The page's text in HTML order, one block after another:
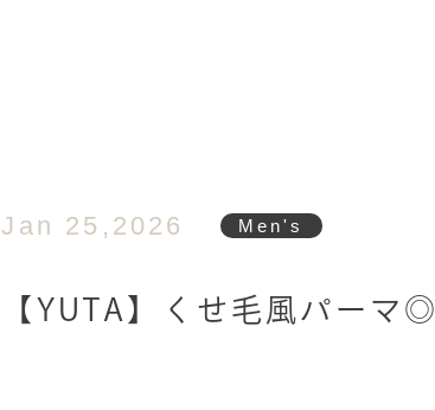
Jan 25,2026 Men's
【YUTA】くせ毛風パーマ◎